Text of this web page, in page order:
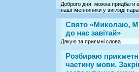
Доброго дня, можна придбати
наші іменниники у вигляді
Свято «Миколаю,
до нас завітай»
Дякую за приємні слова
Розбираю
частину мови.